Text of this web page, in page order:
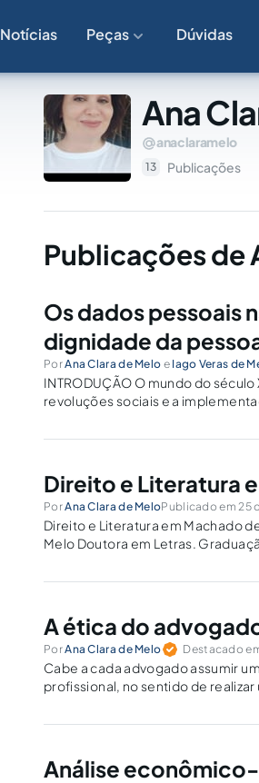
Notícias Peças Dúvidas
Ana
anaclaramelo
13 Publicações
Publicações de
Os dados pessoais
dignidade da
PorAna Clara de Melo e Iago Veras de
INTRODUÇÃO O mundo do
revoluções sociais e a
Direito e Literatura
PorAna Clara de MeloPublicado em 25
Direito e Literatura em Machado
Melo Doutora em Letras.
A ética do
PorAna Clara de Melo Destacado
Cabe a cada advogado assumir
profissional, no sentido de
Análise